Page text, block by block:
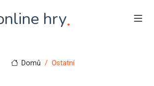
hry.
Domů Ostatní